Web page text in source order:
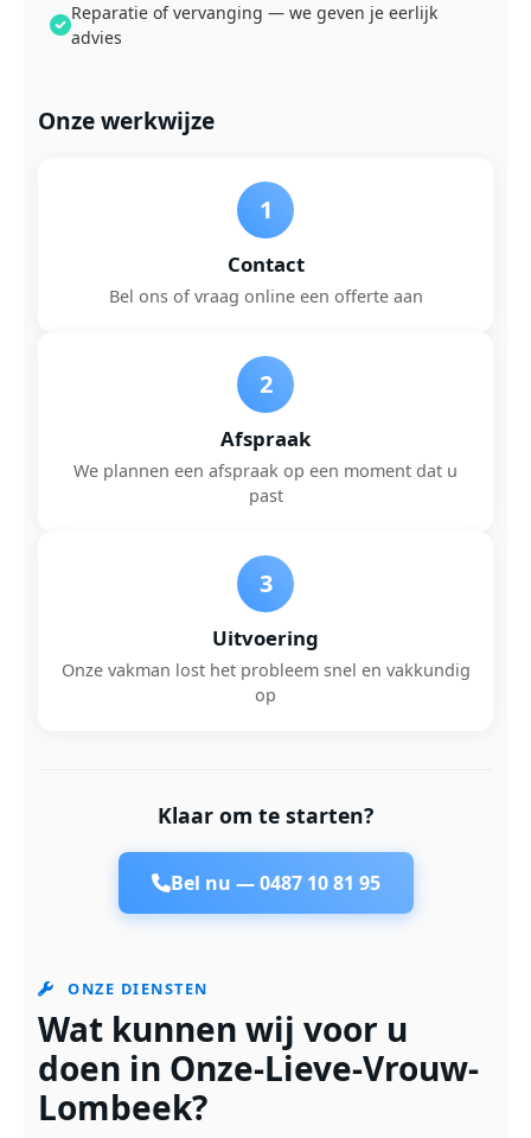
Reparatie of vervanging — we geven je eerlijk
advies
Onze werkwijze
1
Contact
Bel ons of vraag online een offerte aan
2
Afspraak
We plannen een afspraak op een moment dat u
past
3
Uitvoering
Onze vakman lost het probleem snel en vakkundig
op
Klaar om te starten?
Bel nu —0487 10 81 95
ONZE DIENSTEN
Wat kunnen wij voor u
doen in Onze-Lieve-Vrouw-
Lombeek?